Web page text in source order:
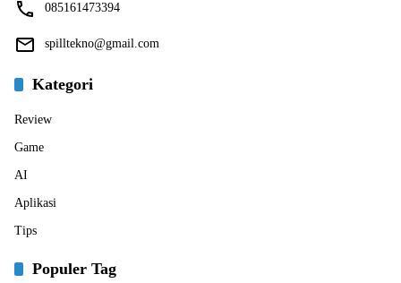
085161473394
spilltekno@gmail.com
Kategori
Review
Game
AI
Aplikasi
Tips
Populer Tag